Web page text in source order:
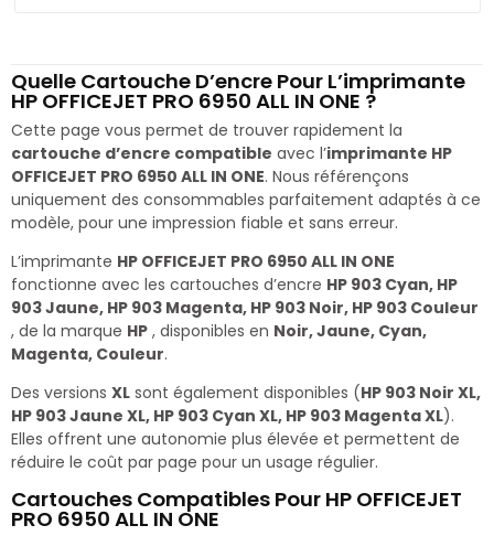
Quelle Cartouche D’encre Pour L’imprimante
HP OFFICEJET PRO 6950 ALL IN ONE ?
Cette page vous permet de trouver rapidement la
cartouche d’encre compatible avec l’imprimante HP
OFFICEJET PRO 6950 ALL IN ONE. Nous référençons
uniquement des consommables parfaitement adaptés à ce
modèle, pour une impression fiable et sans erreur.
L’imprimante HP OFFICEJET PRO 6950 ALL IN ONE
fonctionne avec les cartouches d’encre HP 903 Cyan, HP
903 Jaune, HP 903 Magenta, HP 903 Noir, HP 903 Couleur
, de la marque HP , disponibles en Noir, Jaune, Cyan,
Magenta, Couleur.
Des versions XL sont également disponibles (HP 903 Noir XL,
HP 903 Jaune XL, HP 903 Cyan XL, HP 903 Magenta XL).
Elles offrent une autonomie plus élevée et permettent de
réduire le coût par page pour un usage régulier.
Cartouches Compatibles Pour HP OFFICEJET
PRO 6950 ALL IN ONE